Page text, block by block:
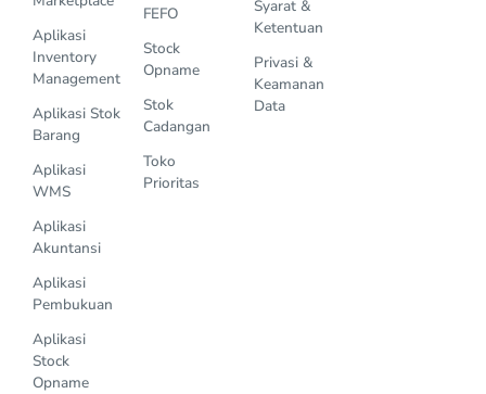
Aplikasi
Inventory
Management
Aplikasi Stok
Barang
Aplikasi
WMS
Aplikasi
Akuntansi
Aplikasi
Pembukuan
Aplikasi
Stock
Opname
FEFO
Stock
Opname
Stok
Cadangan
Toko
Prioritas
Syarat &
Ketentuan
Privasi &
Keamanan
Data